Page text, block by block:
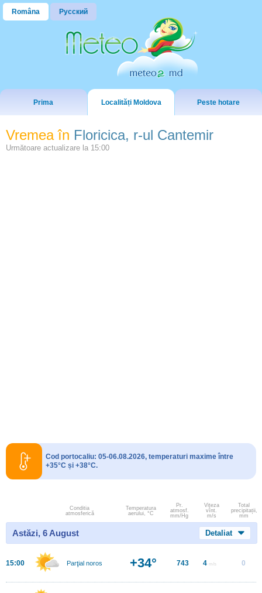
Româna Русский
Prima Localități Moldova Peste hotare
Vremea în Floricica, r-ul Cantemir
Următoare actualizare la 15:00
Cod portocaliu: 05-06.08.2026, temperaturi maxime între
+35°C și +38°C.
Conditia
atmosferică
Temperatura
aerului, °C
Pr.
atmosf.
mm/Hg
Viteza
vînt.
m/s
Total
precipitații,
mm
Astăzi, 6 August Detaliat
15:00 Parţial noros +34° 743 4 m/s 0